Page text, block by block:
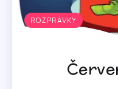
ROZPRÁVKY